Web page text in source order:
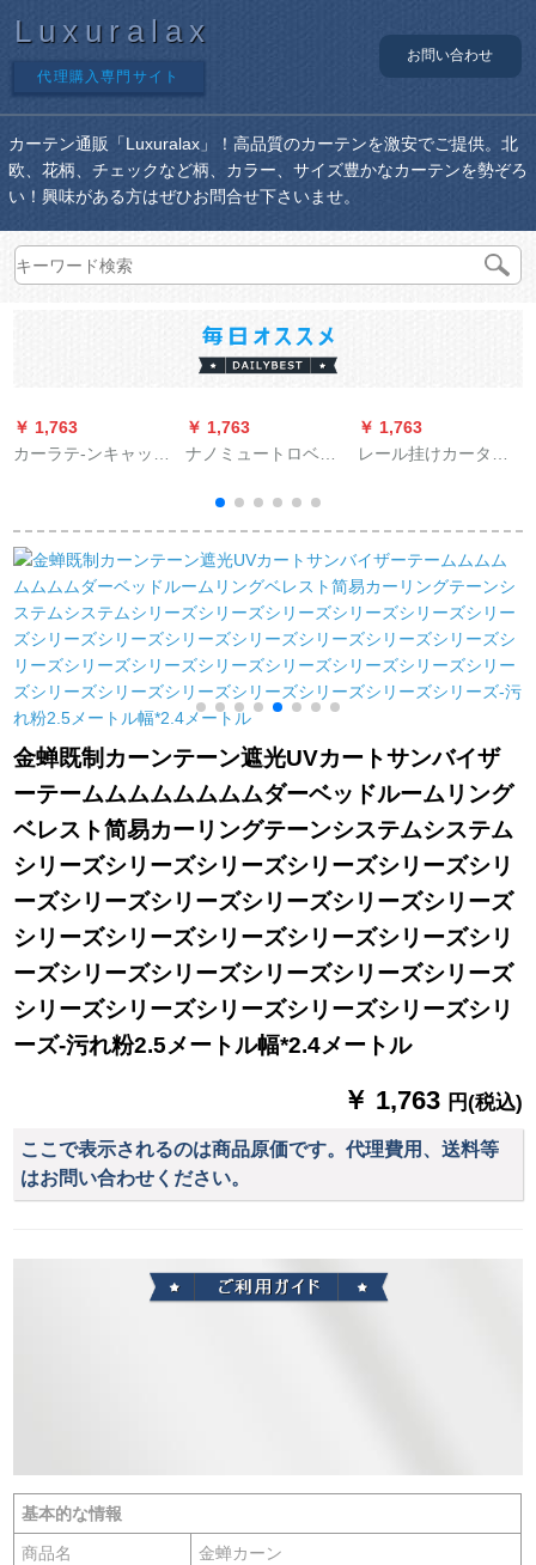
Luxuralax
代理購入専門サイト
お問い合わせ
カーテン通販「Luxuralax」！高品質のカーテンを激安でご提供。北
欧、花柄、チェックなど柄、カラー、サイズ豊かなカーテンを勢ぞろ
い！興味がある方はぜひお問合せ下さいませ。
￥ 1,763
カーラテ-ンキャップ-
み-ンドバーナとサー
ルの青い色
￥ 1,763
ナノミュートロベル
をつまみますか？）
￥ 1,763
レール挂けカーター
道ハンガペン日よけ
部屋暖かい子供半カ
テル水色(医カスメン)
幅2高2.7フートク(轨
道1.9メトル)
金蝉既制カーンテーン遮光UVカートサンバイザ
ーテームムムムムムムムダーベッドルームリング
ベレスト简易カーリングテーンシステムシステム
シリーズシリーズシリーズシリーズシリーズシリ
ーズシリーズシリーズシリーズシリーズシリーズ
シリーズシリーズシリーズシリーズシリーズシリ
ーズシリーズシリーズシリーズシリーズシリーズ
シリーズシリーズシリーズシリーズシリーズシリ
ーズ-污れ粉2.5メートル幅*2.4メートル
￥ 1,763 円(税込)
ここで表示されるのは商品原価です。代理費用、送料等
はお問い合わせください。
基本的な情報
商品名 金蝉カーン